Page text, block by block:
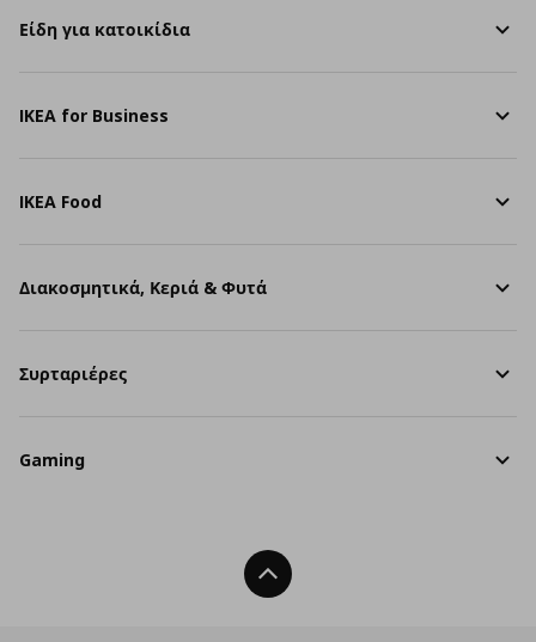
Είδη για κατοικίδια
IKEA for Business
IKEA Food
Διακοσμητικά, Κεριά & Φυτά
Συρταριέρες
Gaming
Back To Top